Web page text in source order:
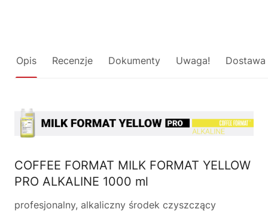
Opis Recenzje Dokumenty Uwaga! Dostawa
COFFEE FORMAT MILK FORMAT YELLOW
PRO ALKALINE 1000 ml
profesjonalny, alkaliczny środek czyszczący